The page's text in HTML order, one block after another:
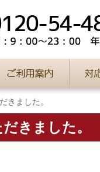
きました。
きました。